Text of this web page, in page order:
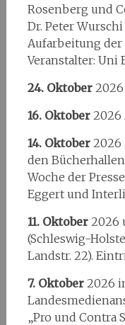
Rosenberg und
Dr. Peter
Aufarbeitung der
Veranstalter: Uni
24. Oktober2026
16. Oktober2026
14. Oktober2026
den
Woche der
Eggert und
11. Oktober2026
(Schleswig-
Landstr. 22).
7. Oktober2026
„Pro und Contra